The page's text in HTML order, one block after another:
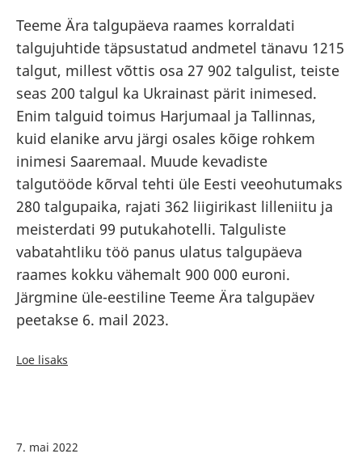
Teeme Ära talgupäeva raames korraldati
talgujuhtide täpsustatud andmetel tänavu 1215
talgut, millest võttis osa 27 902 talgulist, teiste
seas 200 talgul ka Ukrainast pärit inimesed.
Enim talguid toimus Harjumaal ja Tallinnas,
kuid elanike arvu järgi osales kõige rohkem
inimesi Saaremaal. Muude kevadiste
talgutööde kõrval tehti üle Eesti veeohutumaks
280 talgupaika, rajati 362 liigirikast lilleniitu ja
meisterdati 99 putukahotelli. Talguliste
vabatahtliku töö panus ulatus talgupäeva
raames kokku vähemalt 900 000 euroni.
Järgmine üle-eestiline Teeme Ära talgupäev
peetakse 6. mail 2023.
Loe lisaks
7. mai 2022